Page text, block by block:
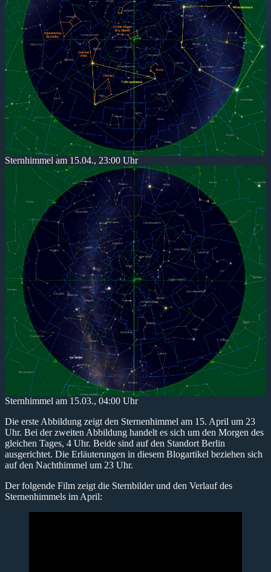
Sternhimmel am 15.04., 23:00 Uhr
Sternhimmel am 15.03., 04:00 Uhr
Die erste Abbildung zeigt den Sternenhimmel am 15. April um 23
Uhr. Bei der zweiten Abbildung handelt es sich um den Morgen des
gleichen Tages, 4 Uhr. Beide sind auf den Standort Berlin
ausgerichtet. Die Erläuterungen in diesem Blogartikel beziehen sich
auf den Nachthimmel um 23 Uhr.
Der folgende Film zeigt die Sternbilder und den Verlauf des
Sternenhimmels im April: